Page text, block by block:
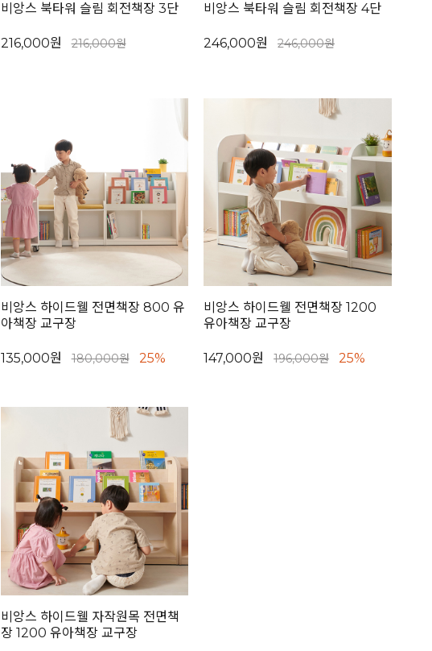
비앙스 북타워 슬림 회전책장 3단
216,000원 216,000원
비앙스 북타워 슬림 회전책장 4단
246,000원 246,000원
비앙스 하이드웰 전면책장 800 유
아책장 교구장
135,000원 180,000원 25%
비앙스 하이드웰 전면책장 1200
유아책장 교구장
147,000원 196,000원 25%
비앙스 하이드웰 자작원목 전면책
장 1200 유아책장 교구장